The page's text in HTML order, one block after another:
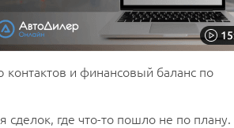
и финансовый баланс по
где что-то пошло не по плану.